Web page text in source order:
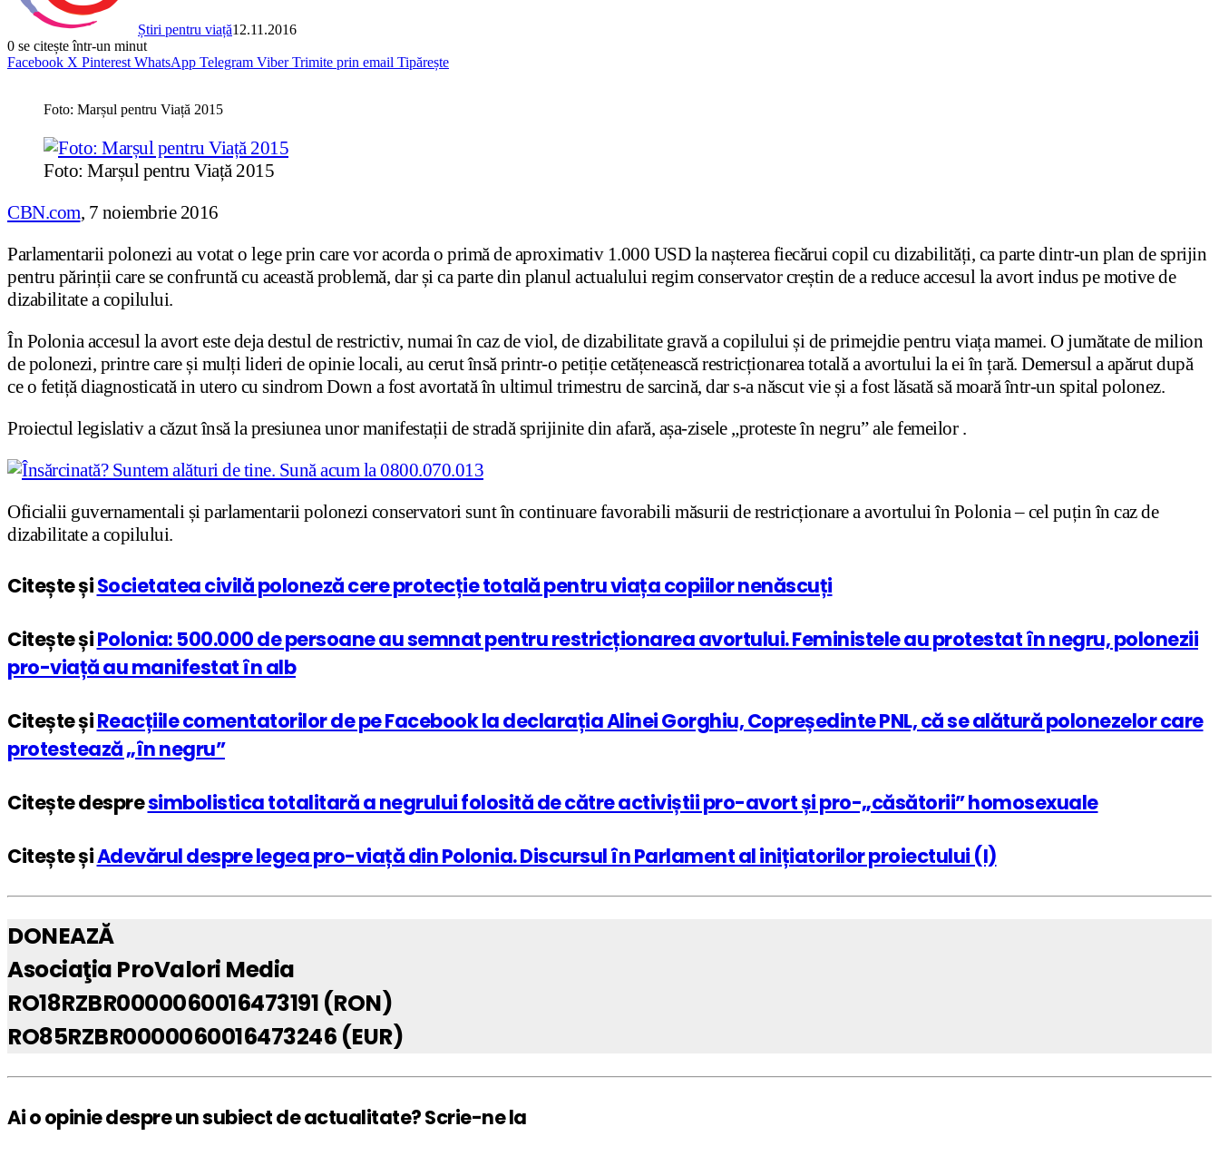
Știri pentru viață12.11.2016
0 se citește într-un minut
Facebook X Pinterest WhatsApp Telegram Viber Trimite prin email Tipărește
Foto: Marșul pentru Viață 2015
Foto: Marșul pentru Viață 2015
CBN.com, 7 noiembrie 2016
Parlamentarii polonezi au votat o lege prin care vor acorda o primă de aproximativ 1.000 USD la nașterea fiecărui copil cu dizabilități, ca parte dintr-un plan de sprijin
pentru părinții care se confruntă cu această problemă, dar și ca parte din planul actualului regim conservator creștin de a reduce accesul la avort indus pe motive de
dizabilitate a copilului.
În Polonia accesul la avort este deja destul de restrictiv, numai în caz de viol, de dizabilitate gravă a copilului și de primejdie pentru viața mamei. O jumătate de milion
de polonezi, printre care și mulți lideri de opinie locali, au cerut însă printr-o petiție cetățenească restricționarea totală a avortului la ei în țară. Demersul a apărut după
ce o fetiță diagnosticată in utero cu sindrom Down a fost avortată în ultimul trimestru de sarcină, dar s-a născut vie și a fost lăsată să moară într-un spital polonez.
Proiectul legislativ a căzut însă la presiunea unor manifestații de stradă sprijinite din afară, așa-zisele „proteste în negru” ale femeilor .
Oficialii guvernamentali și parlamentarii polonezi conservatori sunt în continuare favorabili măsurii de restricționare a avortului în Polonia – cel puțin în caz de
dizabilitate a copilului.
Citește șiSocietatea civilă poloneză cere protecție totală pentru viața copiilor nenăscuți
Citește șiPolonia: 500.000 de persoane au semnat pentru restricționarea avortului. Feministele au protestat în negru, polonezii
pro-viață au manifestat în alb
Citește șiReacțiile comentatorilor de pe Facebook la declarația Alinei Gorghiu, Copreședinte PNL, că se alătură polonezelor care
protestează „în negru”
Citește despresimbolistica totalitară a negrului folosită de către activiștii pro-avort și pro-„căsătorii” homosexuale
Citește șiAdevărul despre legea pro-viață din Polonia. Discursul în Parlament al inițiatorilor proiectului (I)
DONEAZĂ
Asociaţia ProValori Media
RO18RZBR0000060016473191 (RON)
RO85RZBR0000060016473246 (EUR)
Ai o opinie despre un subiect de actualitate? Scrie-ne la